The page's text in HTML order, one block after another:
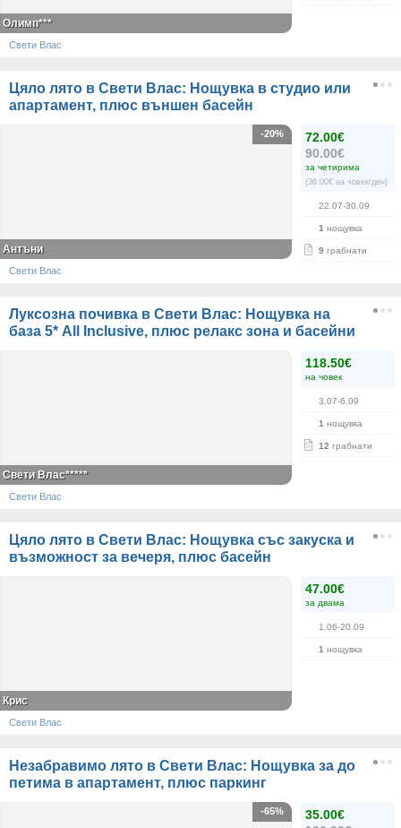
Олимп***
Свети Влас
Цяло лято в Свети Влас: Нощувка в студио или
апартамент, плюс външен басейн
72.00€
90.00€
за четирима
(36.00€ на човек/ден)
22.07-30.09
1 нощувка
9 грабнати
-20%
Антъни
Свети Влас
Луксозна почивка в Свети Влас: Нощувка на
база 5* All Inclusive, плюс релакс зона и басейни
118.50€
на човек
3.07-6.09
1 нощувка
12 грабнати
Свети Влас*****
Свети Влас
Цяло лято в Свети Влас: Нощувка със закуска и
възможност за вечеря, плюс басейн
47.00€
за двама
1.06-20.09
1 нощувка
Крис
Свети Влас
Незабравимо лято в Свети Влас: Нощувка за до
петима в апартамент, плюс паркинг
35.00€
-65%